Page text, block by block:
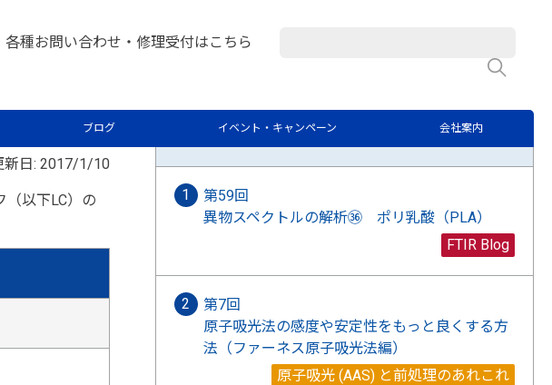
各種お問い合わせ・修理受付はこちら
会社案内
ブログ イベント・キャンペーン
は？
新日: 2017/1/10
（以下LC）の
最新記事
第59回
異物スペクトルの解析㊱ ポリ乳酸（PLA）
FTIR Blog
第7回
原子吸光法の感度や安定性をもっと良くする方
法（ファーネス原子吸光法編）
原子吸光 (AAS) と前処理のあれこれ